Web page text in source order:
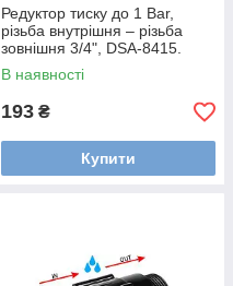
Редуктор тиску до 1 Bar,
різьба внутрішня – різьба
зовнішня 3/4", DSA-8415.
В наявності
193 ₴
Купити